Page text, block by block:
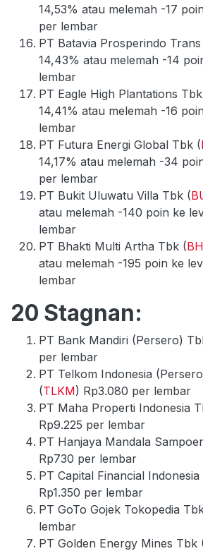
14,53% atau melemah -17
per lembar
PT Batavia Prosperindo
14,43% atau melemah -14
lembar
PT Eagle High Plantations
14,41% atau melemah -16
lembar
PT Futura Energi Global Tbk (
14,17% atau melemah -34
per lembar
PT Bukit Uluwatu Villa Tbk (
atau melemah -140 poin ke
lembar
PT Bhakti Multi Artha Tbk (
atau melemah -195 poin ke
lembar
20 Stagnan:
PT Bank Mandiri (Persero)
per lembar
PT Telkom Indonesia
(TLKM) Rp3.080 per lembar
PT Maha Properti Indonesia
Rp9.225 per lembar
PT Hanjaya Mandala
Rp730 per lembar
PT Capital Financial
Rp1.350 per lembar
PT GoTo Gojek Tokopedia
lembar
PT Golden Energy Mines Tbk